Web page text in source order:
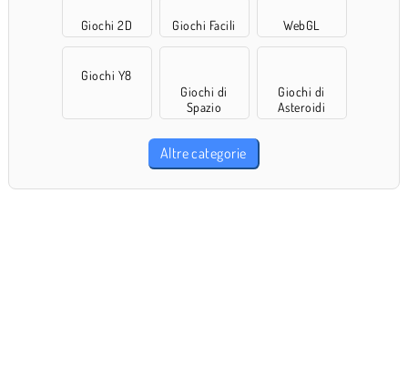
Giochi 2D Giochi Facili WebGL
Giochi Y8
Giochi di
Spazio
Giochi di
Asteroidi
Altre categorie